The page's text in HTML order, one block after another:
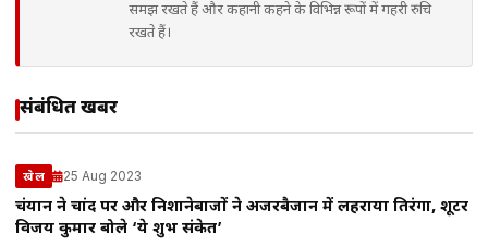
समझ रखते हैं और कहानी कहने के विभिन्न रूपों में गहरी रुचि
रखते हैं।
संबंधित खबरें
खेल 25 Aug 2023
चंद्रयान ने चांद पर और निशानेबाजों ने अजरबैजान में लहराया तिरंगा, शूटर
विजय कुमार बोले ‘ये शुभ संकेत’